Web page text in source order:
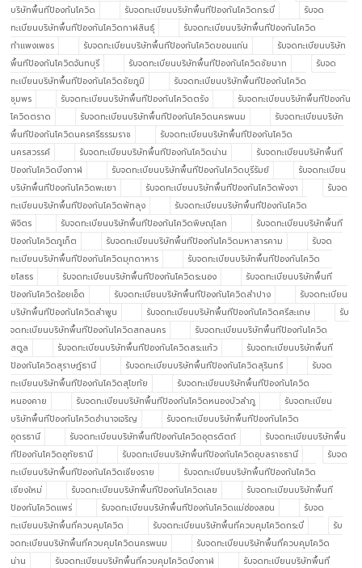
บริษัทพื้นทีป้องกันโควิด
รับจดทะเบียนบริษัทพื้นทีป้องกันโควิดกระบี่
รับจด
ทะเบียนบริษัทพื้นทีป้องกันโควิดกาฬสินธุ์
รับจดทะเบียนบริษัทพื้นทีป้องกันโควิด
กำแพงเพชร
รับจดทะเบียนบริษัทพื้นทีป้องกันโควิดขอนแก่น
รับจดทะเบียนบริษัท
พื้นทีป้องกันโควิดจันทบุรี
รับจดทะเบียนบริษัทพื้นทีป้องกันโควิดชัยนาท
รับจด
ทะเบียนบริษัทพื้นทีป้องกันโควิดชัยภูมิ
รับจดทะเบียนบริษัทพื้นทีป้องกันโควิด
ชุมพร
รับจดทะเบียนบริษัทพื้นทีป้องกันโควิดตรัง
รับจดทะเบียนบริษัทพื้นทีป้องกัน
โควิดตราด
รับจดทะเบียนบริษัทพื้นทีป้องกันโควิดนครพนม
รับจดทะเบียนบริษัท
พื้นทีป้องกันโควิดนครศรีธรรมราช
รับจดทะเบียนบริษัทพื้นทีป้องกันโควิด
นครสวรรค์
รับจดทะเบียนบริษัทพื้นทีป้องกันโควิดน่าน
รับจดทะเบียนบริษัทพื้นที
ป้องกันโควิดบึงกาฬ
รับจดทะเบียนบริษัทพื้นทีป้องกันโควิดบุรีรัมย์
รับจดทะเบียน
บริษัทพื้นทีป้องกันโควิดพะเยา
รับจดทะเบียนบริษัทพื้นทีป้องกันโควิดพังงา
รับจด
ทะเบียนบริษัทพื้นทีป้องกันโควิดพัทลุง
รับจดทะเบียนบริษัทพื้นทีป้องกันโควิด
พิจิตร
รับจดทะเบียนบริษัทพื้นทีป้องกันโควิดพิษณุโลก
รับจดทะเบียนบริษัทพื้นที
ป้องกันโควิดภูเก็ต
รับจดทะเบียนบริษัทพื้นทีป้องกันโควิดมหาสารคาม
รับจด
ทะเบียนบริษัทพื้นทีป้องกันโควิดมุกดาหาร
รับจดทะเบียนบริษัทพื้นทีป้องกันโควิด
ยโสธร
รับจดทะเบียนบริษัทพื้นทีป้องกันโควิดระนอง
รับจดทะเบียนบริษัทพื้นที
ป้องกันโควิดร้อยเอ็ด
รับจดทะเบียนบริษัทพื้นทีป้องกันโควิดลำปาง
รับจดทะเบียน
บริษัทพื้นทีป้องกันโควิดลำพูน
รับจดทะเบียนบริษัทพื้นทีป้องกันโควิดศรีสะเกษ
รับ
จดทะเบียนบริษัทพื้นทีป้องกันโควิดสกลนคร
รับจดทะเบียนบริษัทพื้นทีป้องกันโควิด
สตูล
รับจดทะเบียนบริษัทพื้นทีป้องกันโควิดสระแก้ว
รับจดทะเบียนบริษัทพื้นที
ป้องกันโควิดสุราษฎ์ธานี
รับจดทะเบียนบริษัทพื้นทีป้องกันโควิดสุรินทร์
รับจด
ทะเบียนบริษัทพื้นทีป้องกันโควิดสุโขทัย
รับจดทะเบียนบริษัทพื้นทีป้องกันโควิด
หนองคาย
รับจดทะเบียนบริษัทพื้นทีป้องกันโควิดหนองบัวลำภู
รับจดทะเบียน
บริษัทพื้นทีป้องกันโควิดอำนาจเจริญ
รับจดทะเบียนบริษัทพื้นทีป้องกันโควิด
อุดรธานี
รับจดทะเบียนบริษัทพื้นทีป้องกันโควิดอุตรดิตถ์
รับจดทะเบียนบริษัทพื้น
ทีป้องกันโควิดอุทัยธานี
รับจดทะเบียนบริษัทพื้นทีป้องกันโควิดอุบลราชธานี
รับจด
ทะเบียนบริษัทพื้นทีป้องกันโควิดเชียงราย
รับจดทะเบียนบริษัทพื้นทีป้องกันโควิด
เชียงใหม่
รับจดทะเบียนบริษัทพื้นทีป้องกันโควิดเลย
รับจดทะเบียนบริษัทพื้นที
ป้องกันโควิดแพร่
รับจดทะเบียนบริษัทพื้นทีป้องกันโควิดแม่ฮ่องสอน
รับจด
ทะเบียนบริษัทพื้นที่ควบคุมโควิด
รับจดทะเบียนบริษัทพื้นที่ควบคุมโควิดกระบี่
รับ
จดทะเบียนบริษัทพื้นที่ควบคุมโควิดนครพนม
รับจดทะเบียนบริษัทพื้นที่ควบคุมโควิด
น่าน
รับจดทะเบียนบริษัทพื้นที่ควบคุมโควิดบึงกาฬ
รับจดทะเบียนบริษัทพื้นที่